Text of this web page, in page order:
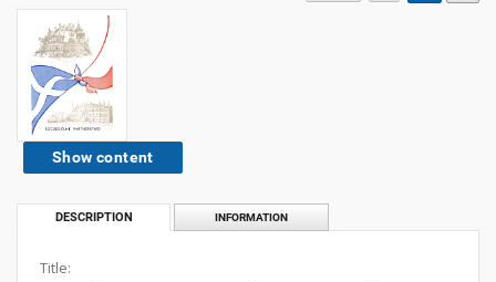
Show content
DESCRIPTION INFORMATION
Title: